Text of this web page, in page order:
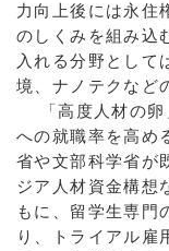
力向上後には永住
のしくみを組み込
入れる分野として
境、ナノテクなど
「高度人材の卵
への就職率を高め
省や文部科学省が
ジア人材資金構想
もに、留学生専門
り、トライアル雇